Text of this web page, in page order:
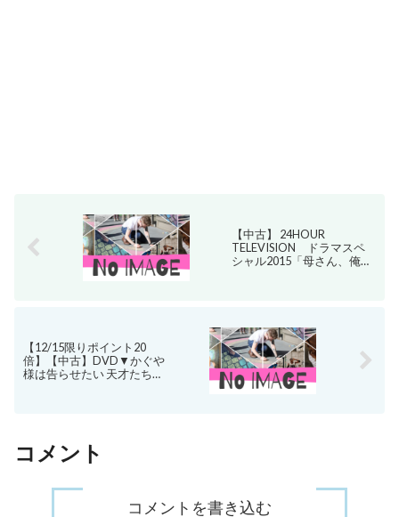
【中古】 24HOUR
TELEVISION ドラマスペ
シャル2015「母さん、俺は
【12/15限りポイント20
倍】【中古】DVD▼かぐや
様は告らせたい 天才たちの
コメント
コメントを書き込む